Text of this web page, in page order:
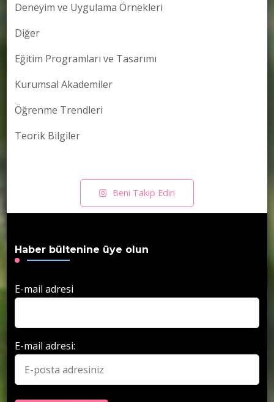
Deneyim ve Uygulama Örnekleri
Diğer
Eğitim Programları ve Tasarımı
Kurumsal Akademiler
Öğrenme Trendleri
Teorik Bilgiler
Beni Takip Edin
Haber bültenine üye olun
E-mail adresi
E-mail adresi: